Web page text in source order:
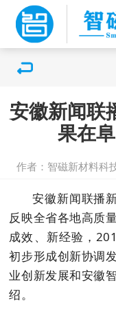
安徽新闻联
果在
作者：智磁新材料科
安徽新闻联播
反映全省各地高质
成效、新经验，
初步形成创新协调
业创新发展和安徽
绍。